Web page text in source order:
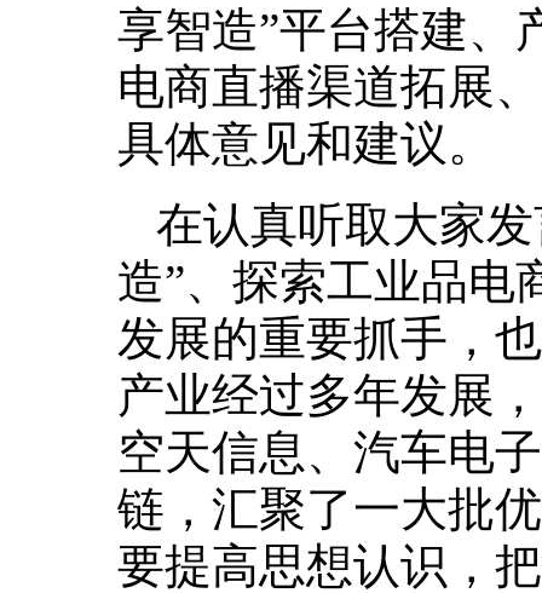
享智造”平台搭建、
电商直播渠道拓展
具体意见和建议。
在认真听取大家
造”、探索工业品电
发展的重要抓手，
产业经过多年发展
空天信息、汽车电
链，汇聚了一大批
要提高思想认识，